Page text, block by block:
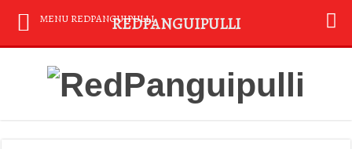
MENU REDPANGUIPULLIREDPANGUIPULLI